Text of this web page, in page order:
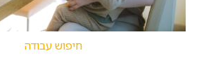
חיפוש עבודה